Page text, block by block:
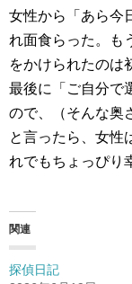
女性から「あら今
れ面食らった。も
をかけられたのは
最後に「ご自分で
ので、（そんな奥
と言ったら、女性
れでもちょっぴり
関連
探偵日記